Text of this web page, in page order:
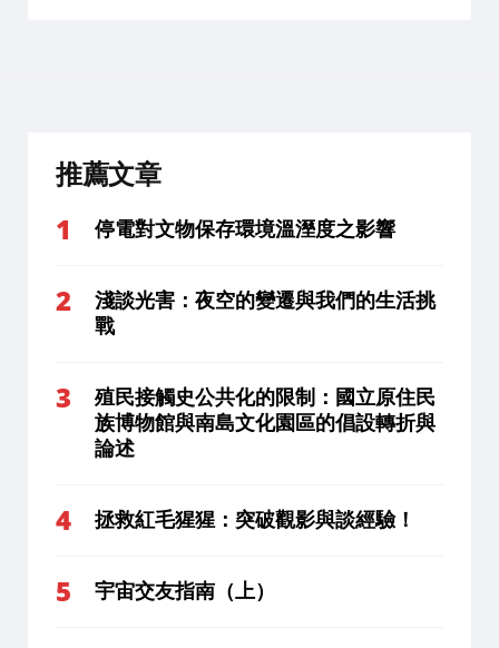
推薦文章
停電對文物保存環境溫溼度之影響
淺談光害：夜空的變遷與我們的生活挑
戰
殖民接觸史公共化的限制：國立原住民
族博物館與南島文化園區的倡設轉折與
論述
拯救紅毛猩猩：突破觀影與談經驗！
宇宙交友指南（上）